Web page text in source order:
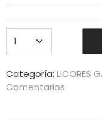
Categoría: LICORES
Comentarios